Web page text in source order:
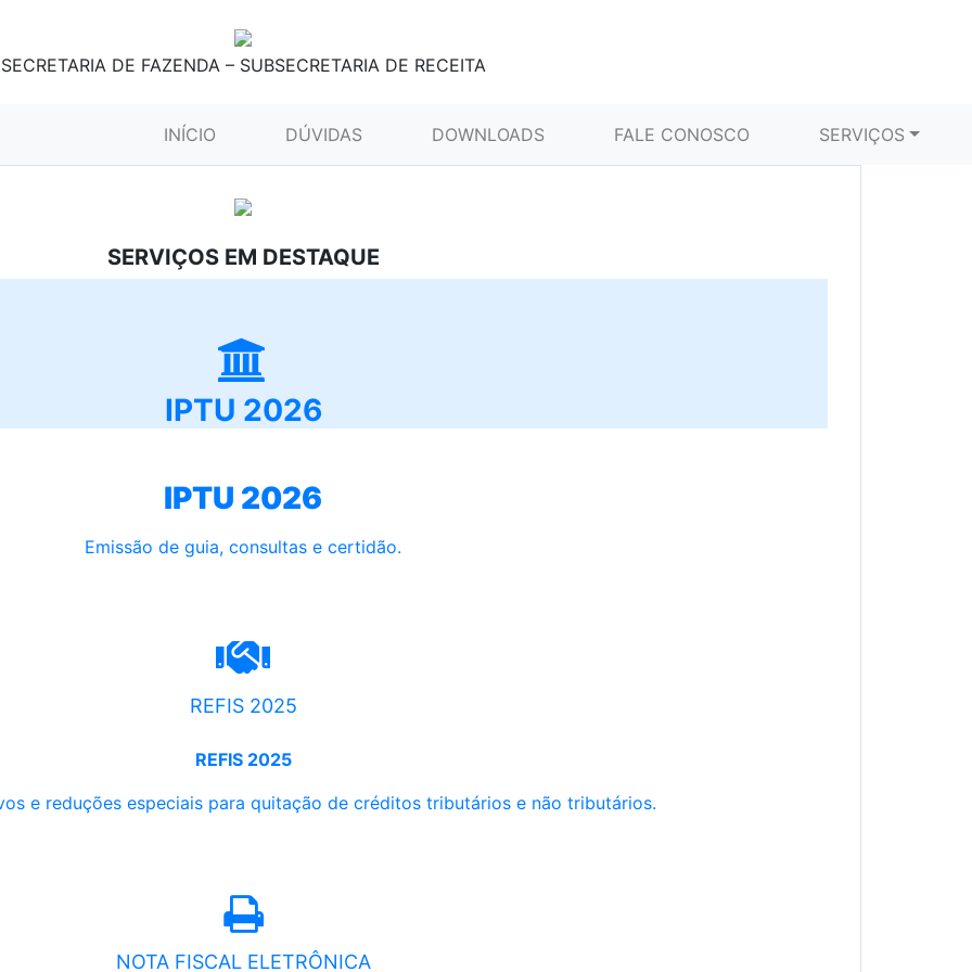
SECRETARIA DE FAZENDA – SUBSECRETARIA DE RECEITA
INÍCIO (CURRENT)DÚVIDAS DOWNLOADS FALE CONOSCO SERVIÇOS
SERVIÇOS EM DESTAQUE
IPTU 2026
IPTU 2026
Emissão de guia, consultas e certidão.
REFIS 2025
REFIS 2025
e reduções especiais para quitação de créditos tributários e não tributários.
NOTA FISCAL ELETRÔNICA